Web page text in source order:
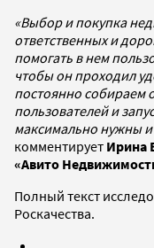
«Выбор и покупка
ответственных и
помогать в нем
чтобы он проходил
постоянно собираем
пользователей и
максимально нужны
комментирует Ирина
«Авито
Полный текст
Роскачества.